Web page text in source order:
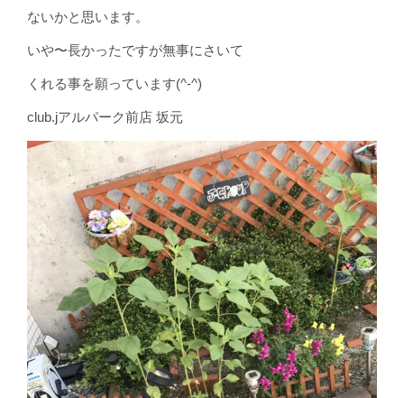
ないかと思います。
いや〜長かったですが無事にさいて
くれる事を願っています(^-^)
club.jアルパーク前店 坂元